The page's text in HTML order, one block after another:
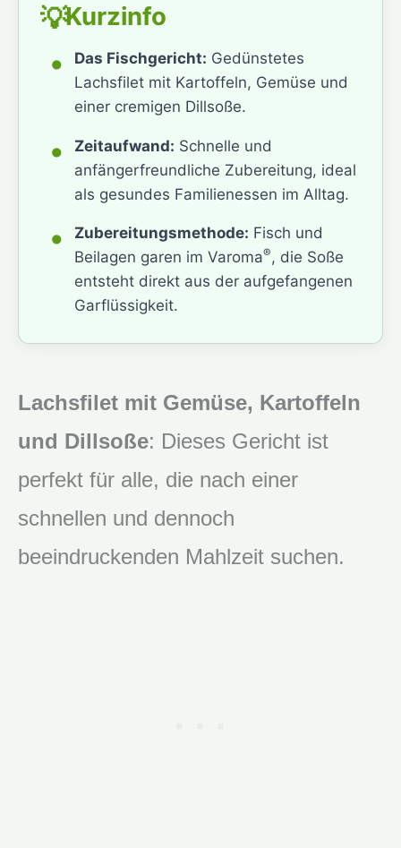
💡Kurzinfo
• Das Fischgericht: Gedünstetes
Lachsfilet mit Kartoffeln, Gemüse und
einer cremigen Dillsoße.
• Zeitaufwand: Schnelle und
anfängerfreundliche Zubereitung, ideal
als gesundes Familienessen im Alltag.
• Zubereitungsmethode: Fisch und
Beilagen garen im Varoma®, die Soße
entsteht direkt aus der aufgefangenen
Garflüssigkeit.
Lachsfilet mit Gemüse, Kartoffeln
und Dillsoße: Dieses Gericht ist
perfekt für alle, die nach einer
schnellen und dennoch
beeindruckenden Mahlzeit suchen.